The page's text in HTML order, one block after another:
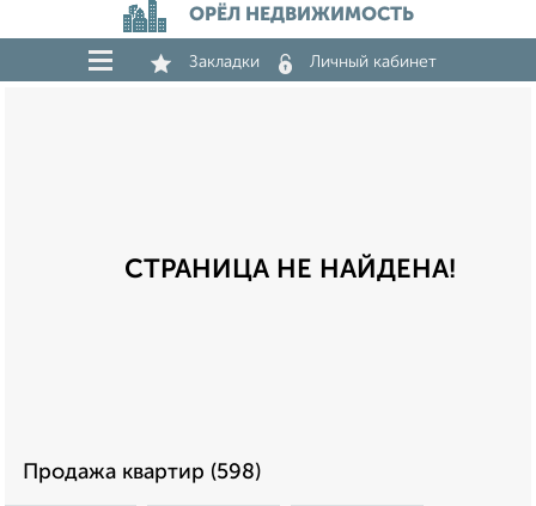
ОРЁЛ НЕДВИЖИМОСТЬ
Закладки Личный кабинет
СТРАНИЦА НЕ НАЙДЕНА!
Продажа квартир (598)